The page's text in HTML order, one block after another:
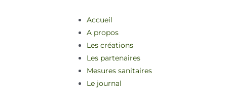
Accueil
A propos
Les créations
Les partenaires
Mesures sanitaires
Le journal